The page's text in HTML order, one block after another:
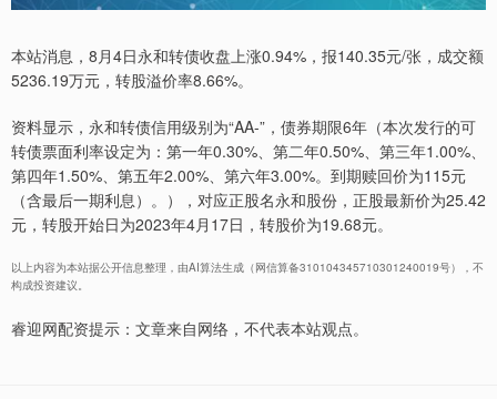
本站消息，8月4日永和转债收盘上涨0.94%，报140.35元/张，成交额
5236.19万元，转股溢价率8.66%。
资料显示，永和转债信用级别为“AA-”，债券期限6年（本次发行的可
转债票面利率设定为：第一年0.30%、第二年0.50%、第三年1.00%、
第四年1.50%、第五年2.00%、第六年3.00%。到期赎回价为115元
（含最后一期利息）。），对应正股名永和股份，正股最新价为25.42
元，转股开始日为2023年4月17日，转股价为19.68元。
以上内容为本站据公开信息整理，由AI算法生成（网信算备310104345710301240019号），不
构成投资建议。
睿迎网配资提示：文章来自网络，不代表本站观点。